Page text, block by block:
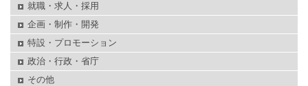
就職・求人・採用
企画・制作・開発
特設・プロモーション
政治・行政・省庁
その他